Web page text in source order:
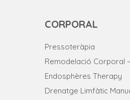
CORPORAL
Pressoteràpia
Remodelació Corporal
Endosphères Therapy
Drenatge Limfàtic